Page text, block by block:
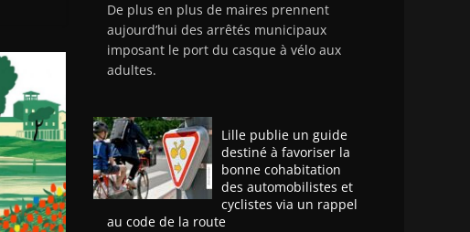
De plus en plus de maires prennent
aujourd’hui des arrêtés municipaux
imposant le port du casque à vélo aux
adultes.
Lille publie un guide
destiné à favoriser la
bonne cohabitation
des automobilistes et
cyclistes via un rappel
au code de la route